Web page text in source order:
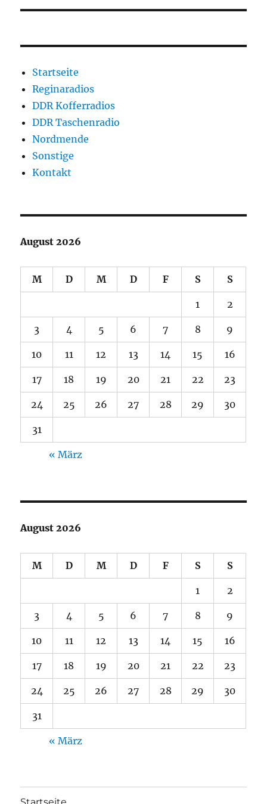
Startseite
Reginaradios
DDR Kofferradios
DDR Taschenradio
Nordmende
Sonstige
Kontakt
August 2026
M D M D F S S
1 2
3 4 5 6 7 8 9
10 11 12 13 14 15 16
17 18 19 20 21 22 23
24 25 26 27 28 29 30
31
« März
August 2026
M D M D F S S
1 2
3 4 5 6 7 8 9
10 11 12 13 14 15 16
17 18 19 20 21 22 23
24 25 26 27 28 29 30
31
« März
Startseite